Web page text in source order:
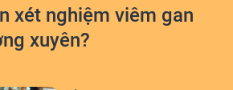
xét nghiệm viêm gan
xuyên?